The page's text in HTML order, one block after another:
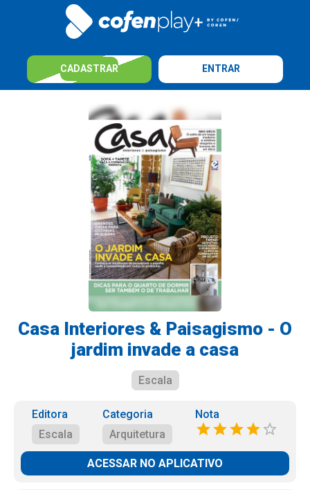
CADASTRAR ENTRAR
Casa Interiores & Paisagismo - O
jardim invade a casa
Escala
Editora
Escala
Categoria
Arquitetura
Nota
ACESSAR NO APLICATIVO